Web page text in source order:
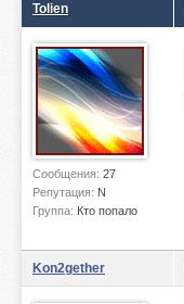
Tolien
Сообщения: 27
Репутация: N
Группа: Кто попало
Kon2gether